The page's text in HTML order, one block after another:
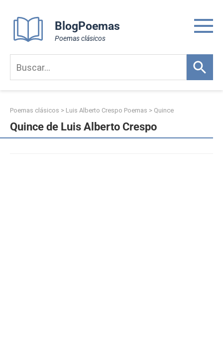
content
BlogPoemas
Poemas clásicos
Poemas clásicos > Luis Alberto Crespo Poemas > Quince
Quince de Luis Alberto Crespo